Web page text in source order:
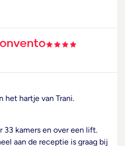
het hartje van Trani.
kamers en over een lift.
aan de receptie is graag bij